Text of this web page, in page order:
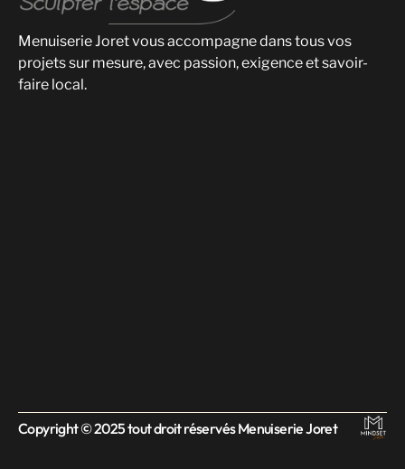
Menuiserie Joret vous accompagne dans tous vos
projets sur mesure, avec passion, exigence et savoir-
faire local.
Copyright © 2025 tout droit réservés Menuiserie Joret